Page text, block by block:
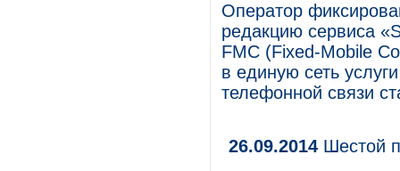
Оператор
редакцию сервиса
FMC (Fixed-Mobile
в единую сеть
телефонной связи
26.09.2014 Шестой